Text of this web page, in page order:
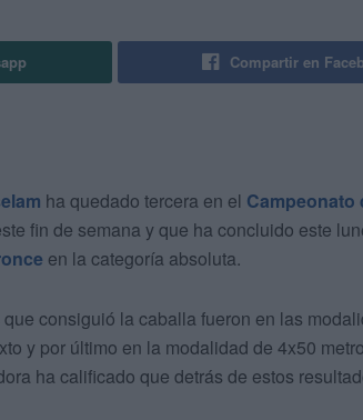
Compartir en
ha quedado tercera en el Campeonato
fin de semana y que ha concluido este
en la categoría absoluta.
consiguió la caballa fueron en las
y por último en la modalidad de 4x50
ha calificado que detrás de estos